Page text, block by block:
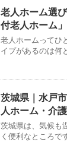
老人ホーム選
付老人ホーム
老人ホームってひ
イプがあるのは何
茨城県｜水戸
人ホーム・介
茨城県は、気候も
く便利なところで